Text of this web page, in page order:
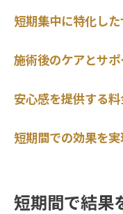
短期集中に特化し
施術後のケアとサポ
安心感を提供する
短期間での効果を
短期間で結果